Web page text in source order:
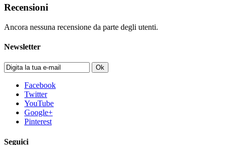
Recensioni
Ancora nessuna recensione da parte degli utenti.
Newsletter
Ok
Facebook
Twitter
YouTube
Google+
Pinterest
Seguici